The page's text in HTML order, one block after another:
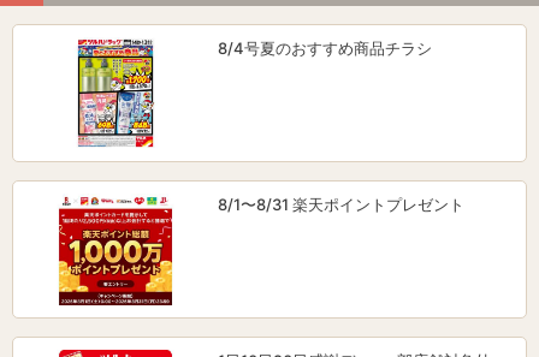
8/4号夏のおすすめ商品チラシ
8/1〜8/31 楽天ポイントプレゼント